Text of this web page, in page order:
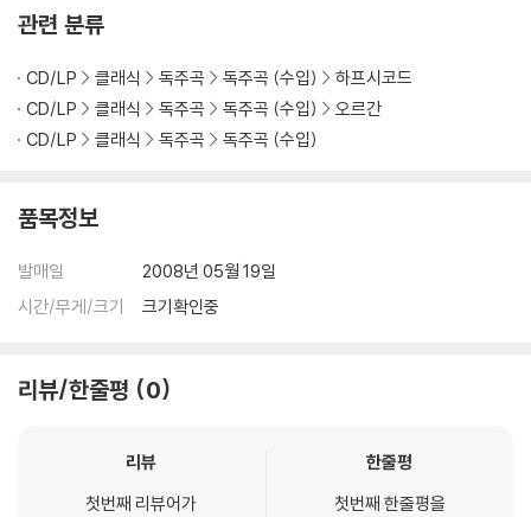
관련 분류
CD/LP 클래식 독주곡 독주곡 (수입)
하프시코드
CD/LP
클래식 독주곡 독주곡 (수입)
오르간
CD/LP
클래식 독주곡 독주곡 (수입)
품목정보
발매일
2008년 05월 19일
시간/무게/크기
크기확인중
리뷰/한줄평 0
리뷰
첫번째 리뷰어가
한줄평
첫번째 한줄평을